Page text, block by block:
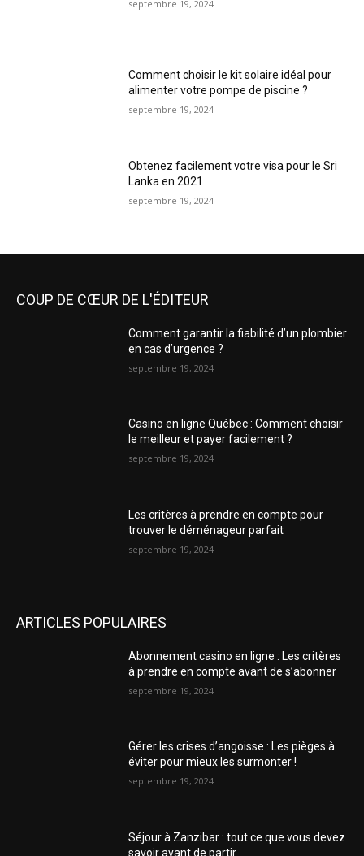
septembre 19, 2024
Comment choisir le kit solaire idéal pour
alimenter votre pompe de piscine ?
septembre 19, 2024
Obtenez facilement votre visa pour le Sri
Lanka en 2021
septembre 19, 2024
COUP DE CŒUR DE L'ÉDITEUR
Comment garantir la fiabilité d’un plombier
en cas d’urgence ?
septembre 19, 2024
Casino en ligne Québec : Comment choisir
le meilleur et payer facilement ?
septembre 19, 2024
Les critères à prendre en compte pour
trouver le déménageur parfait
septembre 19, 2024
ARTICLES POPULAIRES
Abonnement casino en ligne : Les critères
à prendre en compte avant de s’abonner
septembre 19, 2024
Gérer les crises d’angoisse : Les pièges à
éviter pour mieux les surmonter !
septembre 19, 2024
Séjour à Zanzibar : tout ce que vous devez
savoir avant de partir